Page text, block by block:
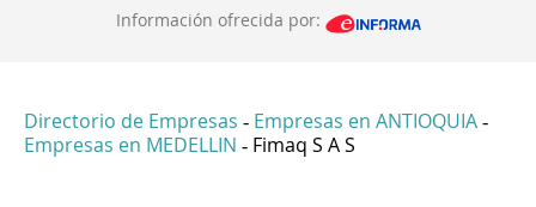
Información ofrecida por:
Directorio de Empresas - Empresas en ANTIOQUIA -
Empresas en MEDELLIN - Fimaq S A S